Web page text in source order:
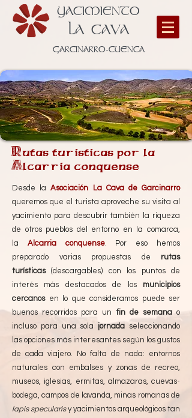
YACIMIENTO
LA CAVA
GARCINARRO-CUENCA
Rutas turisticas por la
Alcarria conquense
Desde laAsociación La Cava de Garcinarro
queremos que el turista aproveche su visita al
yacimiento para descubrir también la riqueza
de otros pueblos del entorno en la comarca,
la Alcarria conquense. Por eso hemos
preparado varias propuestas de rutas
turísticas(descargables)
con los puntos de
interés más destacados de los municipios
cercanosen lo que consideramos puede ser
buenos recorridos para un fin de semanao
incluso para una sola jornada seleccionando
las opciones más interesantes según los gustos
de cada viajero. No falta de nada: entornos
naturales con embalses y zonas de recreo,
museos, iglesias, ermitas, almazaras, cuevas-
bodega, campos de lavanda, minas romanas de
lapis specularisy yacimientos arqueológicos tan